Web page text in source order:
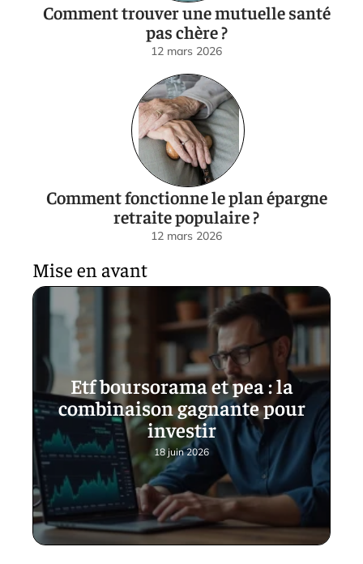
Comment trouver une mutuelle santé
pas chère ?
12 mars 2026
Comment fonctionne le plan épargne
retraite populaire ?
12 mars 2026
Mise en avant
Etf boursorama et pea : la
combinaison gagnante pour
investir
18 juin 2026